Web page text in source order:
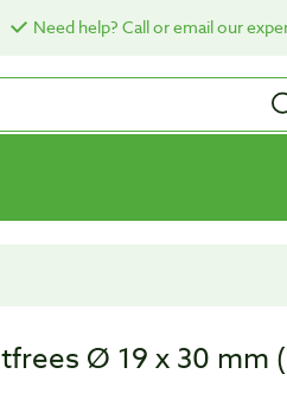
Need help? Call or email our
Ø 19 x 30 mm